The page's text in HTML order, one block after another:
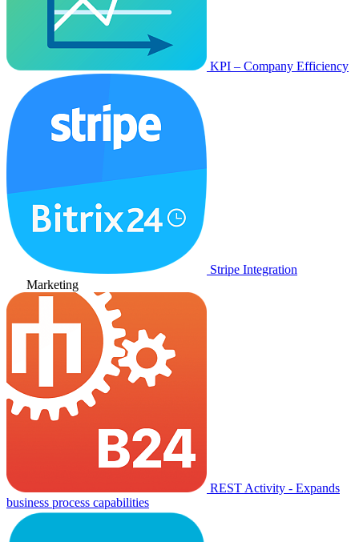
KPI – Company Efficiency
Stripe Integration
Marketing
REST Activity - Expands
business process capabilities